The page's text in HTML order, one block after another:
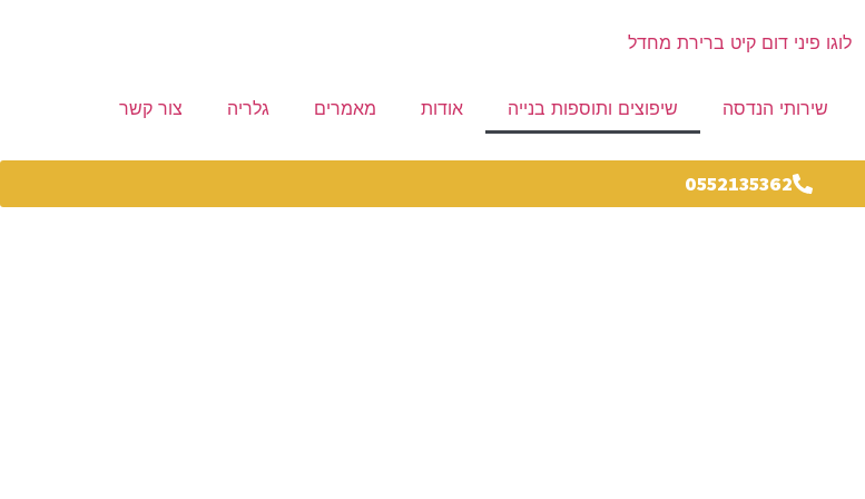
שירותי הנדסה שיפוצים ותוספות בנייה אודות מאמרים גלריה צור קשר
0552135362